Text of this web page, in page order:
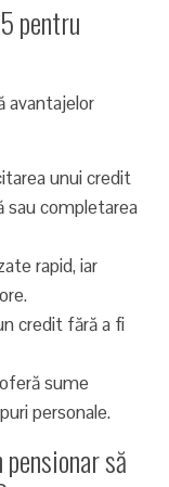
pentru
avantajelor
unui credit
sau completarea
rapid, iar
credit fără a fi
sume
personale.
să